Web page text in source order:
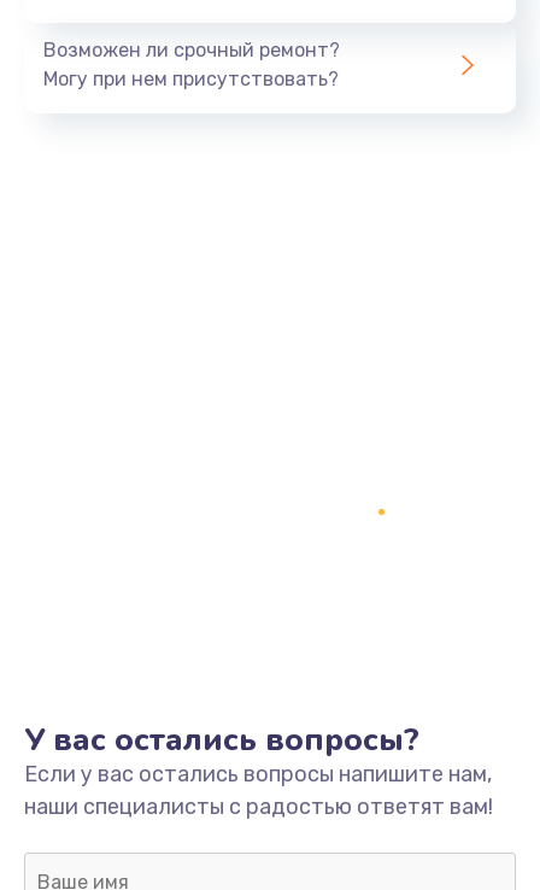
Возможен ли срочный ремонт?
Могу при нем присутствовать?
У вас остались вопросы?
Если у вас остались вопросы напишите нам,
наши специалисты с радостью ответят вам!